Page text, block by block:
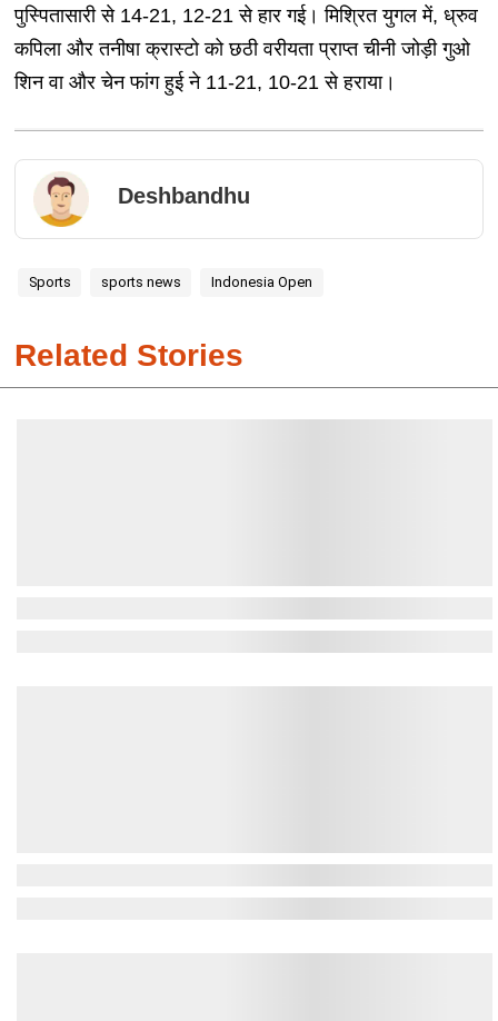
पुस्पितासारी से 14-21, 12-21 से हार गई। मिश्रित युगल में, ध्रुव
कपिला और तनीषा क्रास्टो को छठी वरीयता प्राप्त चीनी जोड़ी गुओ
शिन वा और चेन फांग हुई ने 11-21, 10-21 से हराया।
Deshbandhu
Sports sports news Indonesia Open
Related Stories